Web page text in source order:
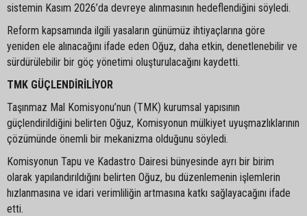
sistemin Kasım 2026’da devreye alınmasının hedeflendiğini söyledi.
Reform kapsamında ilgili yasaların günümüz ihtiyaçlarına göre
yeniden ele alınacağını ifade eden Oğuz, daha etkin, denetlenebilir ve
sürdürülebilir bir göç yönetimi oluşturulacağını kaydetti.
TMK GÜÇLENDİRİLİYOR
Taşınmaz Mal Komisyonu’nun (TMK) kurumsal yapısının
güçlendirildiğini belirten Oğuz, Komisyonun mülkiyet uyuşmazlıklarının
çözümünde önemli bir mekanizma olduğunu söyledi.
Komisyonun Tapu ve Kadastro Dairesi bünyesinde ayrı bir birim
olarak yapılandırıldığını belirten Oğuz, bu düzenlemenin işlemlerin
hızlanmasına ve idari verimliliğin artmasına katkı sağlayacağını ifade
etti.